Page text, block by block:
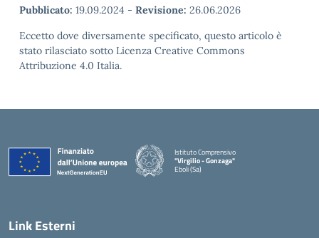
Pubblicato: 19.09.2024 - Revisione: 26.06.2026
Eccetto dove diversamente specificato, questo articolo è
stato rilasciato sotto Licenza Creative Commons
Attribuzione 4.0 Italia.
Istituto Comprensivo
"Virgilio - Gonzaga"
Eboli (Sa)
Link Esterni